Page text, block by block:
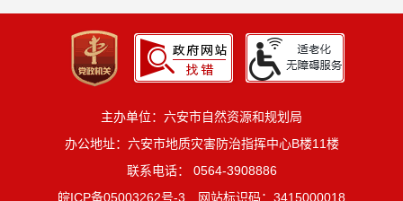
主办单位：六安市自然资源和规划局
办公地址：六安市地质灾害防治指挥中心B楼11楼
联系电话： 0564-3908886
皖ICP备05003262号-3
网站标识码：3415000018